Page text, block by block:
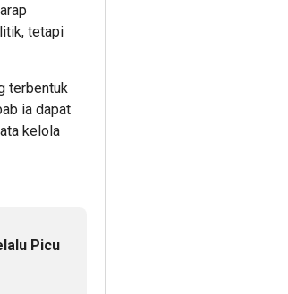
tetapi
terbentuk
ia dapat
kelola
Picu